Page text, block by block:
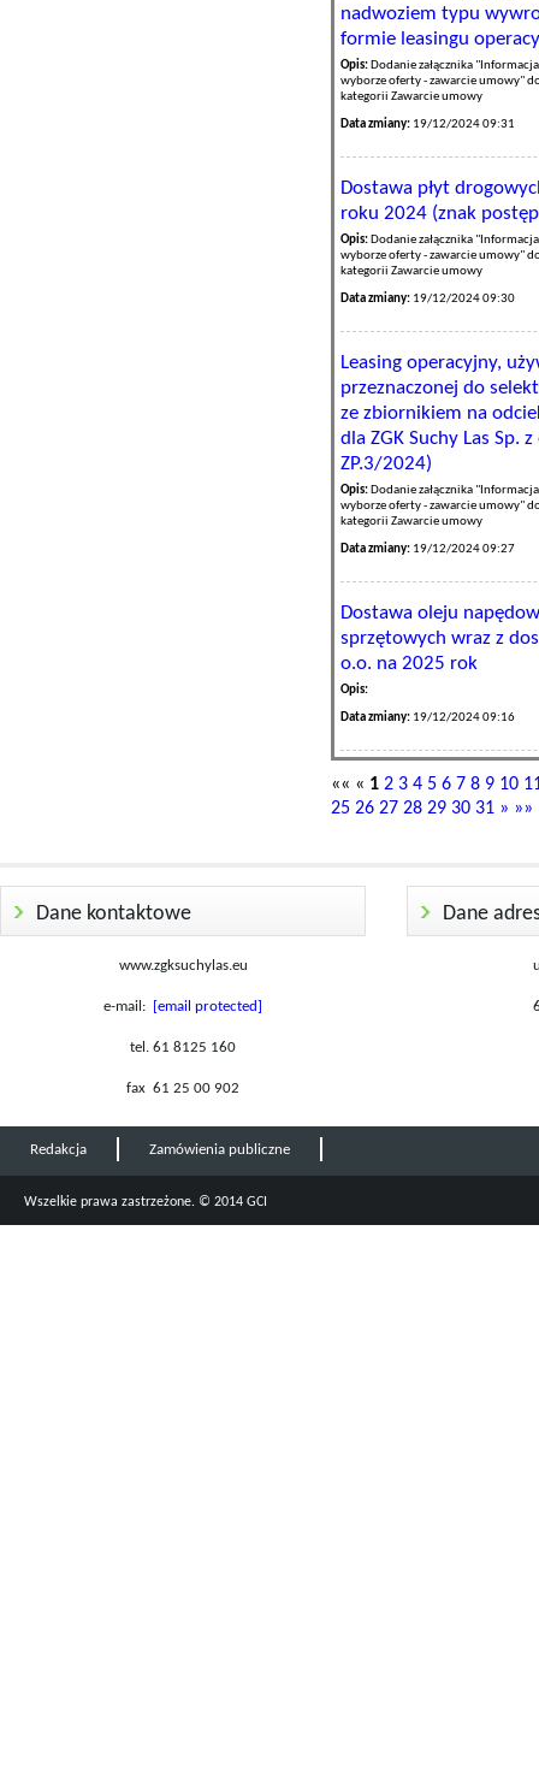
nadwoziem typu
formie leasingu
Opis: Dodanie załącznika
wyborze oferty - zawarcie umowy"
kategorii Zawarcie umowy
Data zmiany: 19/12/2024 09:31
Dostawa płyt
roku 2024 (znak
Opis: Dodanie załącznika
wyborze oferty - zawarcie umowy"
kategorii Zawarcie umowy
Data zmiany: 19/12/2024 09:30
Leasing operacyjny,
przeznaczonej do
ze zbiornikiem na
dla ZGK Suchy Las Sp.
ZP.3/2024)
Opis: Dodanie załącznika
wyborze oferty - zawarcie umowy"
kategorii Zawarcie umowy
Data zmiany: 19/12/2024 09:27
Dostawa oleju
sprzętowych wraz z
o.o. na 2025 rok
Opis:
Data zmiany: 19/12/2024 09:16
«« « 1 2 3 4 5 6 7 8 9 10
25 26 27 28 29 30 31 » »»
Dane kontaktowe
www.zgksuchylas.eu
e-mail: [email protected]
tel. 61 8125 160
fax 61 25 00 902
Dane
Redakcja Zamówienia publiczne
Wszelkie prawa zastrzeżone. © 2014 GCI